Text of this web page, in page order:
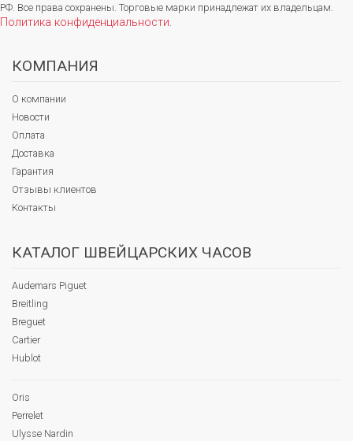
РФ. Все права сохранены. Торговые марки принадлежат их владельцам.
Политика конфиденциальности.
КОМПАНИЯ
О компании
Новости
Оплата
Доставка
Гарантия
Отзывы клиентов
Контакты
КАТАЛОГ ШВЕЙЦАРСКИХ ЧАСОВ
Audemars Piguet
Breitling
Breguet
Cartier
Hublot
Oris
Perrelet
Ulysse Nardin